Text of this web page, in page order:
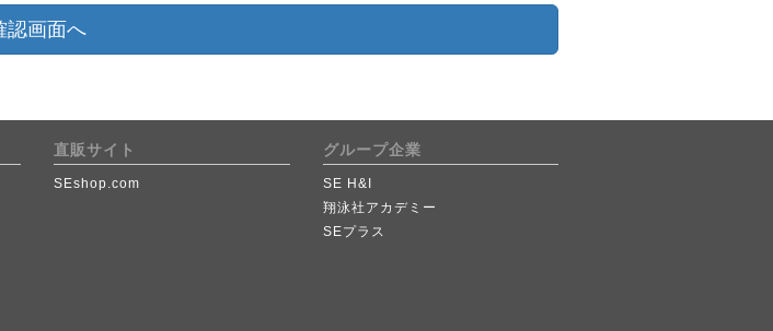
認画面へ
直販サイト
SEshop.com
グループ企業
SE H&I
翔泳社アカデミー
SEプラス